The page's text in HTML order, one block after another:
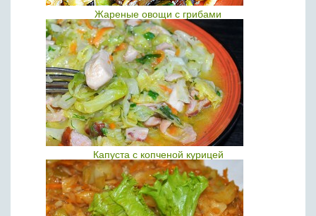
Жареные овощи с грибами
Капуста с копченой курицей